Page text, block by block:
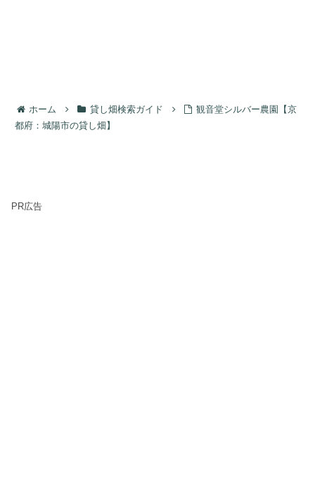
ホーム 貸し畑検索ガイド
観音堂シルバー農園【京
都府：城陽市の貸し畑】
PR広告